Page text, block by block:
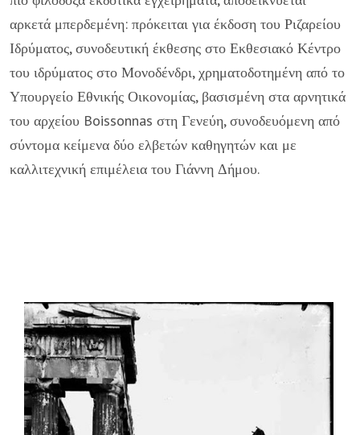
αρκετά μπερδεμένη: πρόκειται για έκδοση του Ριζαρείου
Ιδρύματος, συνοδευτική έκθεσης στο Εκθεσιακό Κέντρο
του ιδρύματος στο Μονοδένδρι, χρηματοδοτημένη από το
Υπουργείο Εθνικής Οικονομίας, βασισμένη στα αρνητικά
του αρχείου Boissonnas στη Γενεύη, συνοδευόμενη από
σύντομα κείμενα δύο ελβετών καθηγητών και με
καλλιτεχνική επιμέλεια του Γιάννη Δήμου.